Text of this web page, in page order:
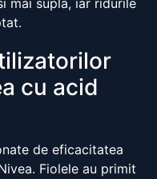
mai supla, iar ridurile
cu acid
de eficacitatea
Fiolele au primit